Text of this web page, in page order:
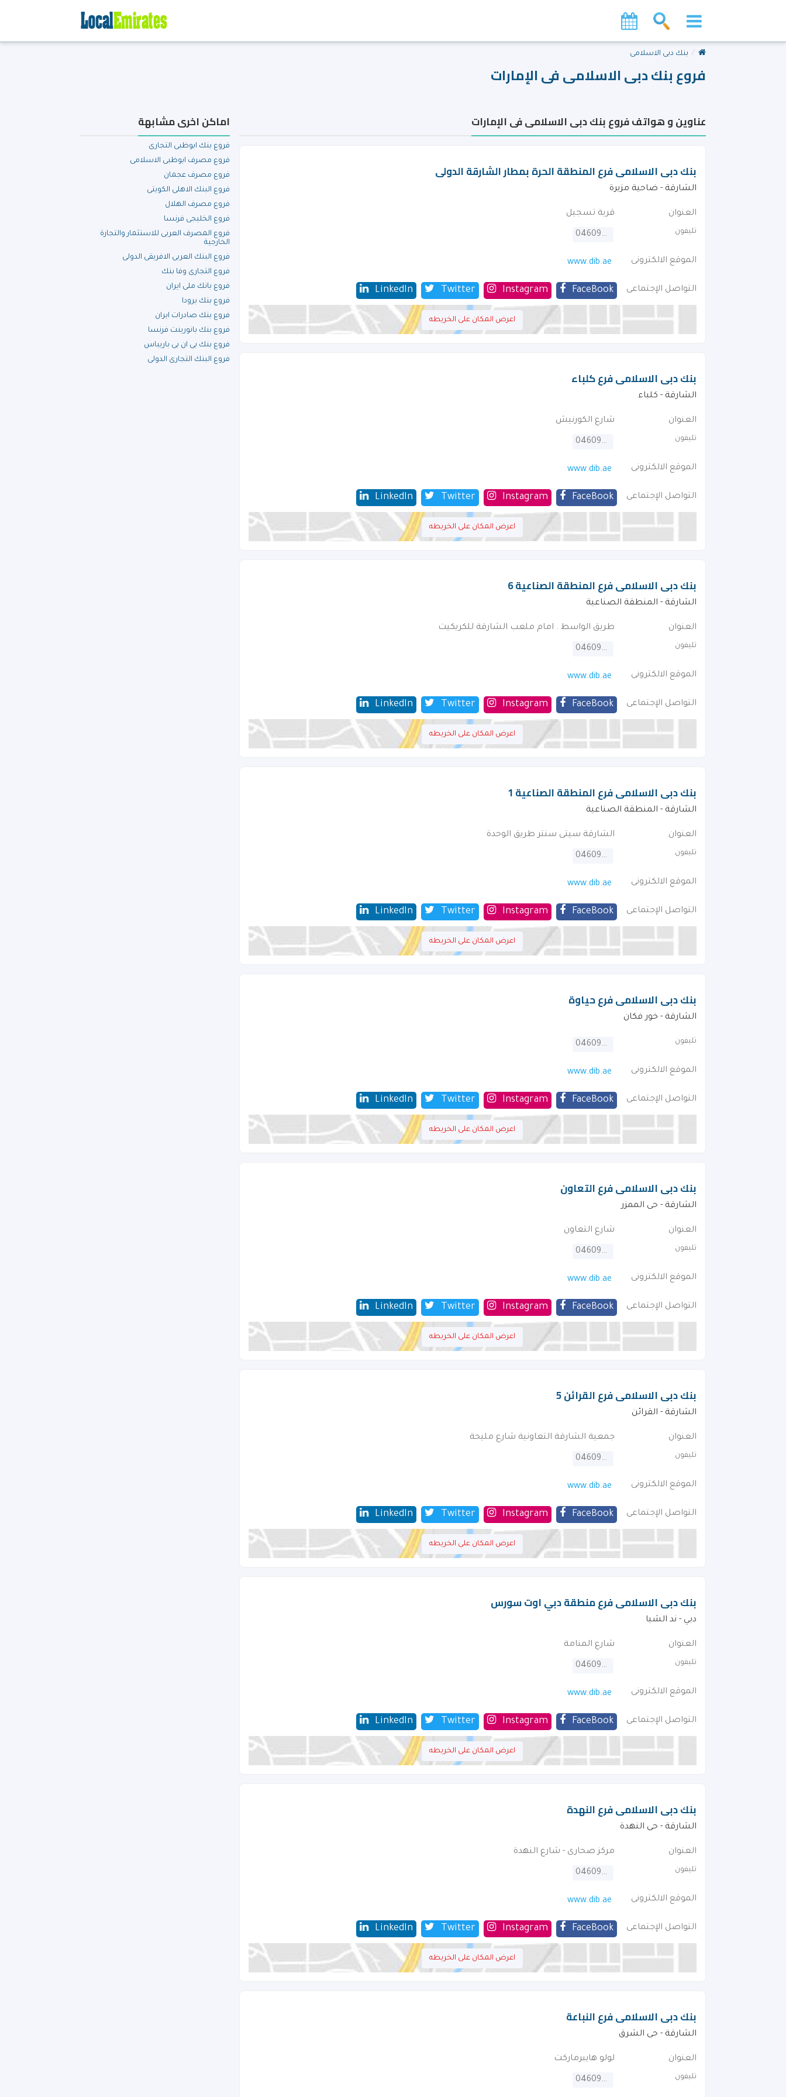
بنك دبى الاسلامى
فروع بنك دبى الاسلامى فى الإمارات
عناوين و هواتف فروع بنك دبى الاسلامى فى الإمارات
بنك دبى الاسلامى فرع المنطقة الحرة بمطار الشارقة الدولى
الشارقة - ضاحية مزيرة
العنوان قرية تسجيل
تليفون 046092222
الموقع الالكترونى www.dib.ae
التواصل الإجتماعى FaceBook
Instagram
Twitter
LinkedIn
اعرض المكان على الخريطه
بنك دبى الاسلامى فرع كلباء
الشارقة - كلباء
العنوان شارع الكورنيش
تليفون 046092222
الموقع الالكترونى www.dib.ae
التواصل الإجتماعى FaceBook
Instagram
Twitter
LinkedIn
اعرض المكان على الخريطه
بنك دبى الاسلامى فرع المنطقة الصناعية 6
الشارقة - المنطقة الصناعية
العنوان طريق الواسط . امام ملعب الشارقة للكريكيت
تليفون 046092222
الموقع الالكترونى www.dib.ae
التواصل الإجتماعى FaceBook
Instagram
Twitter
LinkedIn
اعرض المكان على الخريطه
بنك دبى الاسلامى فرع المنطقة الصناعية 1
الشارقة - المنطقة الصناعية
العنوان الشارقة سيتى سنتر طريق الوحدة
تليفون 046092222
الموقع الالكترونى www.dib.ae
التواصل الإجتماعى FaceBook
Instagram
Twitter
LinkedIn
اعرض المكان على الخريطه
بنك دبى الاسلامى فرع حياوة
الشارقة - خور فكان
تليفون 046092222
الموقع الالكترونى www.dib.ae
التواصل الإجتماعى FaceBook
Instagram
Twitter
LinkedIn
اعرض المكان على الخريطه
بنك دبى الاسلامى فرع التعاون
الشارقة - حى الممزر
العنوان شارع التعاون
تليفون 046092222
الموقع الالكترونى www.dib.ae
التواصل الإجتماعى FaceBook
Instagram
Twitter
LinkedIn
اعرض المكان على الخريطه
بنك دبى الاسلامى فرع القرائن 5
الشارقة - القرائن
العنوان جمعية الشارقة التعاونية شارع مليحة
تليفون 046092222
الموقع الالكترونى www.dib.ae
التواصل الإجتماعى FaceBook
Instagram
Twitter
LinkedIn
اعرض المكان على الخريطه
بنك دبى الاسلامى فرع منطقة دبي اوت سورس
دبي - ند الشبا
العنوان شارع المنامة
تليفون 046092222
الموقع الالكترونى www.dib.ae
التواصل الإجتماعى FaceBook
Instagram
Twitter
LinkedIn
اعرض المكان على الخريطه
بنك دبى الاسلامى فرع النهدة
الشارقة - حى النهدة
العنوان مركز صحارى - شارع النهدة
تليفون 046092222
الموقع الالكترونى www.dib.ae
التواصل الإجتماعى FaceBook
Instagram
Twitter
LinkedIn
اعرض المكان على الخريطه
بنك دبى الاسلامى فرع النباعة
الشارقة - حى الشرق
العنوان لولو هايبرماركت
تليفون 046092222
اماكن اخرى مشابهة
فروع بنك ابوظبى التجارى
فروع مصرف ابوظبى الاسلامى
فروع مصرف عجمان
فروع البنك الاهلى الكويتى
فروع مصرف الهلال
فروع الخليجى فرنسا
فروع المصرف العربى للاستثمار والتجارة
الخارجية
فروع البنك العربى الافريقى الدولى
فروع التجارى وفا بنك
فروع بانك ملى ايران
فروع بنك برودا
فروع بنك صادرات ايران
فروع بنك بانورينت فرنسا
فروع بنك بى ان بى باريباس
فروع البنك التجارى الدولى